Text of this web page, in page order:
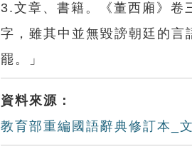
3.文章、書籍。《董西廂》卷
字，雖其中並無毀謗朝廷的言
罷。」
資料來源：
教育部重編國語辭典修訂本_